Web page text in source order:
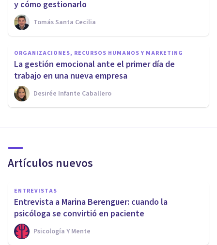
y cómo gestionarlo
Tomás Santa Cecilia
ORGANIZACIONES, RECURSOS HUMANOS Y MARKETING
La gestión emocional ante el primer día de
trabajo en una nueva empresa
Desirée Infante Caballero
Artículos nuevos
ENTREVISTAS
Entrevista a Marina Berenguer: cuando la
psicóloga se convirtió en paciente
Psicología Y Mente